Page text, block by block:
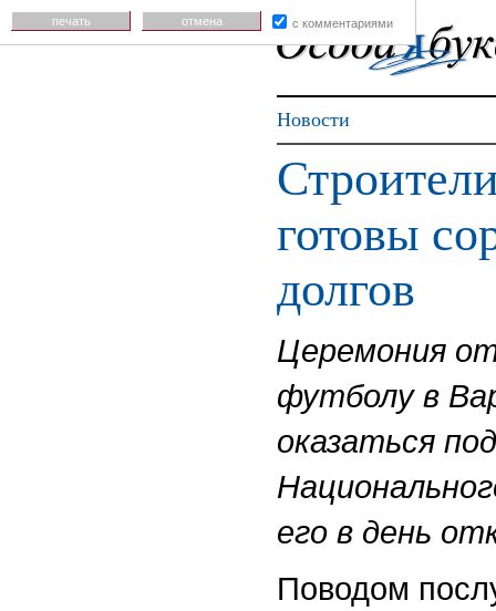
Новости
готовы
долгов
Церемония
футболу в
оказаться
его в день
Поводом
печать отмена с комментариями